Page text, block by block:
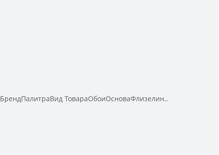
ТовараОбоиОсноваФлизелин..